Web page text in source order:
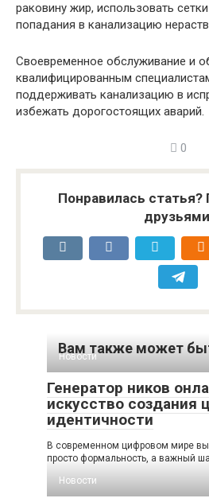
раковину жир, использовать
попадания в канализацию
Своевременное обслуживание и
квалифицированным
поддерживать канализацию в
избежать дорогостоящих аварий.
0
Понравилась статья?
Вам также может
Новости
Генератор ников
искусство создания
идентичности
В современном цифровом мире
просто формальность, а важный
Новости